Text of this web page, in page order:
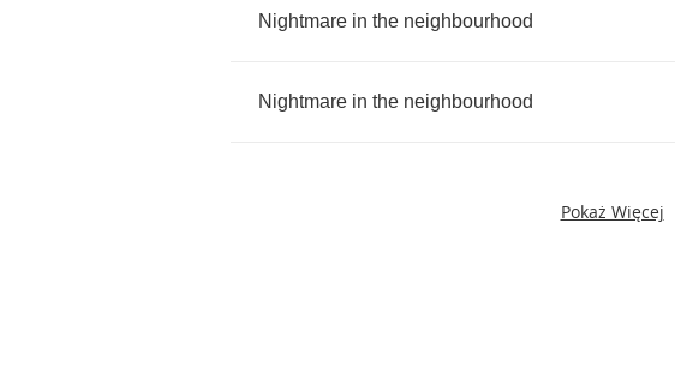
Nightmare in the neighbourhood
Nightmare in the neighbourhood
Pokaż Więcej